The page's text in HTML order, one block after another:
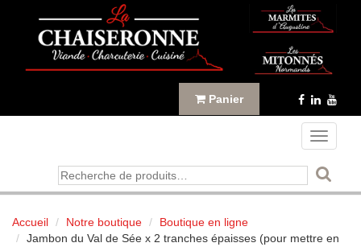
Panier
Toggle
Recherche
pour :
Accueil Notre boutique
Boutique en ligne
Jambon du Val de Sée x 2 tranches épaisses (pour mettre en
Panneau de gestion des cookies